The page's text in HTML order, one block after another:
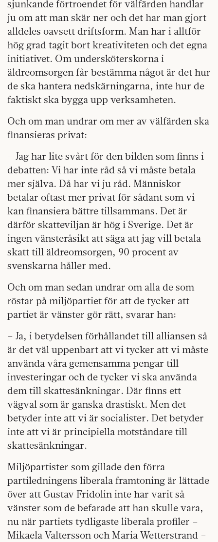
sjunkande förtroendet för välfärden handlar
ju om att man skär ner och det har man gjort
alldeles oavsett driftsform. Man har i alltför
hög grad tagit bort kreativiteten och det egna
initiativet. Om undersköterskorna i
äldreomsorgen får bestämma något är det hur
de ska hantera nedskärningarna, inte hur de
faktiskt ska bygga upp verksamheten.
Och om man undrar om mer av välfärden ska
finansieras privat:
– Jag har lite svårt för den bilden som finns i
debatten: Vi har inte råd så vi måste betala
mer själva. Då har vi ju råd. Människor
betalar oftast mer privat för sådant som vi
kan finansiera bättre tillsammans. Det är
därför skatteviljan är hög i Sverige. Det är
ingen vänsteråsikt att säga att jag vill betala
skatt till äldreomsorgen, 90 procent av
svenskarna håller med.
Och om man sedan undrar om alla de som
röstar på miljöpartiet för att de tycker att
partiet är vänster gör rätt, svarar han:
– Ja, i betydelsen förhållandet till alliansen så
är det väl uppenbart att vi tycker att vi måste
använda våra gemensamma pengar till
investeringar och de tycker vi ska använda
dem till skattesänkningar. Där finns ett
vägval som är ganska drastiskt. Men det
betyder inte att vi är socialister. Det betyder
inte att vi är principiella motståndare till
skattesänkningar.
Miljöpartister som gillade den förra
partiledningens liberala framtoning är lättade
över att Gustav Fridolin inte har varit så
vänster som de befarade att han skulle vara,
nu när partiets tydligaste liberala profiler –
Mikaela Valtersson och Maria Wetterstrand –